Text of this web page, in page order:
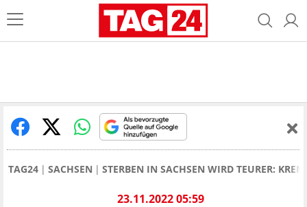
TAG24 SACHSEN STERBEN IN SACHSEN WIRD TEURER:
23.11.2022 05:59